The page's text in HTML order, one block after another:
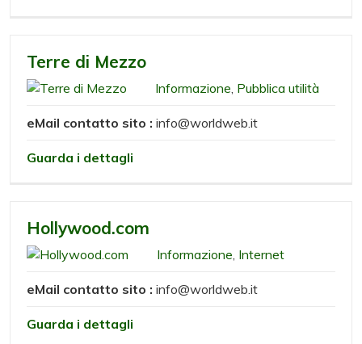
Terre di Mezzo
Informazione Pubblica utilità
eMail contatto sito : info@worldweb.it
Guarda i dettagli
Hollywood.com
Informazione Internet
eMail contatto sito : info@worldweb.it
Guarda i dettagli